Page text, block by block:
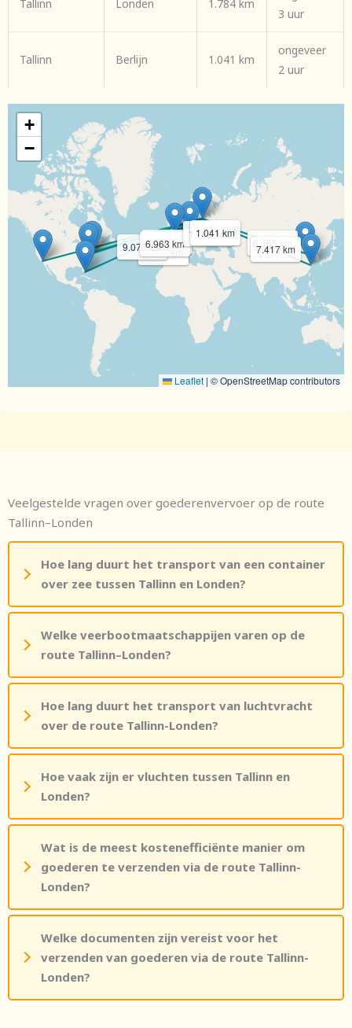
Tallinn Londen 1.784 km
3 uur
Tallinn Berlijn 1.041 km
ongeveer
2 uur
6.650 km
8.357 km
9.076 km6.963 km 7.417 km
1.784 km
1.041 km
+
−
Leaflet | © OpenStreetMap contributors
Veelgestelde vragen over goederenvervoer op de route
Tallinn–Londen
Hoe lang duurt het transport van een container
over zee tussen Tallinn en Londen?
Welke veerbootmaatschappijen varen op de
route Tallinn–Londen?
Hoe lang duurt het transport van luchtvracht
over de route Tallinn-Londen?
Hoe vaak zijn er vluchten tussen Tallinn en
Londen?
Wat is de meest kostenefficiënte manier om
goederen te verzenden via de route Tallinn-
Londen?
Welke documenten zijn vereist voor het
verzenden van goederen via de route Tallinn-
Londen?